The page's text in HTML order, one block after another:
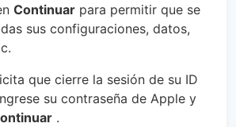
Continuar para permitir que se
sus configuraciones, datos,
que cierre la sesión de su ID
su contraseña de Apple y
.